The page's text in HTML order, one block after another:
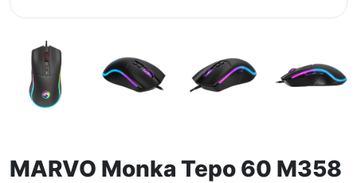
MARVO Monka Tepo 60 M358